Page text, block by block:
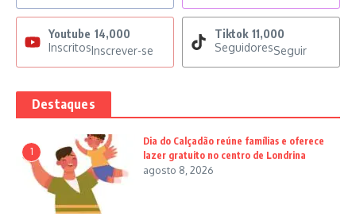
Youtube 14,000
InscritosInscrever-se
Tiktok 11,000
SeguidoresSeguir
Destaques
1
Dia do Calçadão reúne famílias e oferece
lazer gratuito no centro de Londrina
agosto 8, 2026